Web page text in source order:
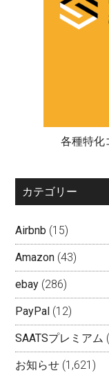
各種特化
カテゴリー
Airbnb (15)
Amazon (43)
ebay (286)
PayPal (12)
SAATSプレミアム
お知らせ (1,621)